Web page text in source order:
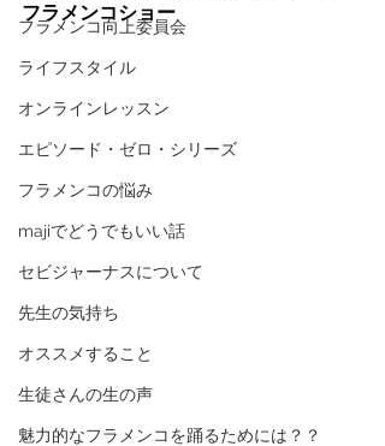
フラメンコ向上委員会
ライフスタイル
オンラインレッスン
エピソード・ゼロ・シリーズ
フラメンコの悩み
majiでどうでもいい話
セビジャーナスについて
先生の気持ち
オススメすること
生徒さんの生の声
魅力的なフラメンコを踊るためには？？
フラメンコショー